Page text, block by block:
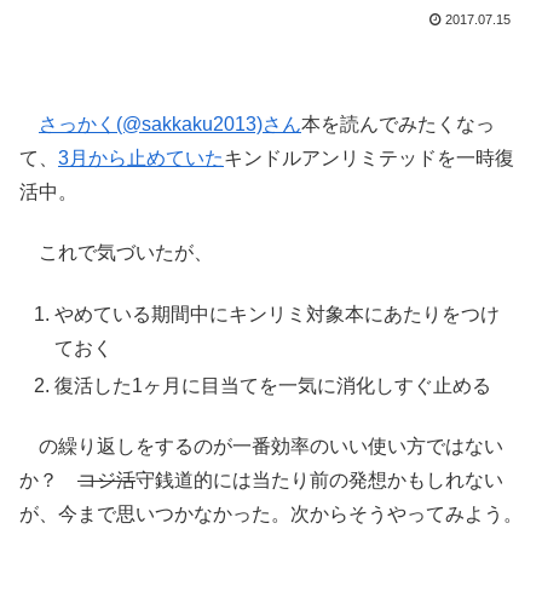
2017.07.15
さっかく(@sakkaku2013)さん本を読んでみたくなっ
て、 3月から止めていたキンドルアンリミテッドを一時復
活中。
これで気づいたが、
やめている期間中にキンリミ対象本にあたりをつけ
ておく
復活した1ヶ月に目当てを一気に消化しすぐ止める
の繰り返しをするのが一番効率のいい使い方ではない
か？ コジ活守銭道的には当たり前の発想かもしれない
が、今まで思いつかなかった。次からそうやってみよう。